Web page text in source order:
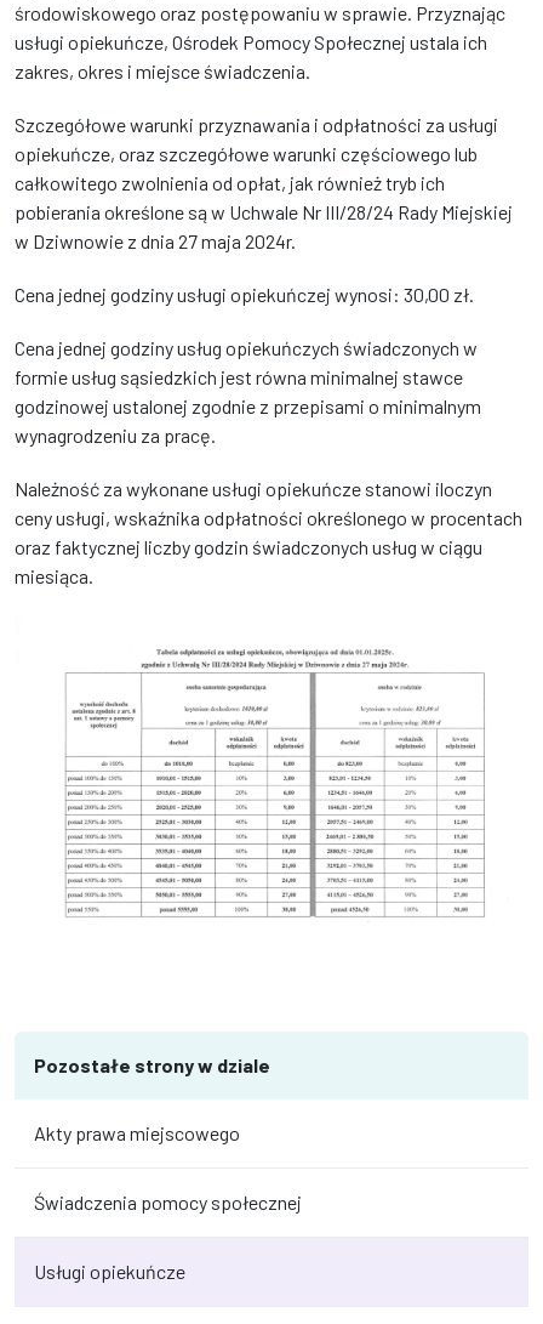
środowiskowego oraz postępowaniu w sprawie. Przyznając
usługi opiekuńcze, Ośrodek Pomocy Społecznej ustala ich
zakres, okres i miejsce świadczenia.
Szczegółowe warunki przyznawania i odpłatności za usługi
opiekuńcze, oraz szczegółowe warunki częściowego lub
całkowitego zwolnienia od opłat, jak również tryb ich
pobierania określone są w Uchwale Nr III/28/24 Rady Miejskiej
w Dziwnowie z dnia 27 maja 2024r.
Cena jednej godziny usługi opiekuńczej wynosi: 30,00 zł.
Cena jednej godziny usług opiekuńczych świadczonych w
formie usług sąsiedzkich jest równa minimalnej stawce
godzinowej ustalonej zgodnie z przepisami o minimalnym
wynagrodzeniu za pracę.
Należność za wykonane usługi opiekuńcze stanowi iloczyn
ceny usługi, wskaźnika odpłatności określonego w procentach
oraz faktycznej liczby godzin świadczonych usług w ciągu
miesiąca.
Pozostałe strony w dziale
Akty prawa miejscowego
Świadczenia pomocy społecznej
Usługi opiekuńcze